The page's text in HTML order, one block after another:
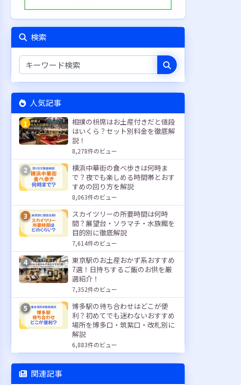
検索
人気記事
1
相撲の枡席はお土産付きだと値段
はいくら？セット別料金を徹底解
説！
8,278件のビュー
2
横浜中華街の食べ歩きは何時ま
で？夜でも楽しめる時間帯とおす
すめの回り方を解説
8,063件のビュー
3
スカイツリーの所要時間は何時
間？展望台・ソラマチ・水族館を
目的別に徹底解説
7,614件のビュー
4
東京駅のお土産おかず系おすすめ
7選！日持ちするご飯のお供を厳
選紹介！
7,352件のビュー
5
博多駅の待ち合わせはどこが便
利？初めてでも迷わないおすすめ
場所を博多口・筑紫口・改札別に
解説
6,883件のビュー
関連記事